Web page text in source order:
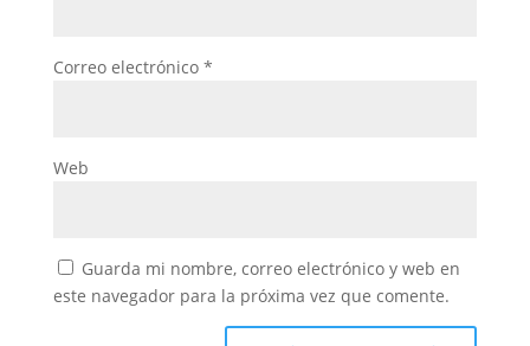
Correo electrónico *
Web
Guarda mi nombre, correo electrónico y web en
este navegador para la próxima vez que comente.